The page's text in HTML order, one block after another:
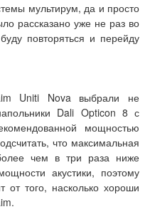
мультирум, да и просто
рассказано уже не раз во
повторяться и перейду
Uniti Nova выбрали не
Dali Opticon 8 с
мощностью
что максимальная
чем в три раза ниже
акустики, поэтому
от того, насколько хороши